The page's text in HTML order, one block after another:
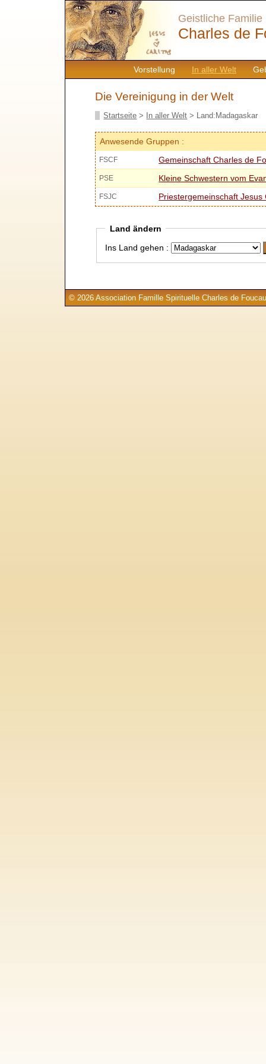
Vorstellung In aller Welt
Geistliche Familie
Charles de
Die Vereinigung in der Welt
Startseite > In aller Welt > Land:Madagaskar
Anwesende Gruppen :
FSCF Gemeinschaft Charles de
PSE Kleine Schwestern vom
FSJC Priestergemeinschaft Jesus
Land ändern
Ins Land gehen :
© 2026 Association Famille Spirituelle Charles de